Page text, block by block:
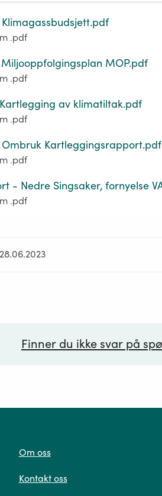
.pdf
MOP.pdf
.pdf
av klimatiltak.pdf
.pdf
Ombruk Kartleggingsrapport.pdf
.pdf
- Nedre Singsaker, fornyelse
.pdf
Finner du ikke svar på
Om oss
Kontakt oss